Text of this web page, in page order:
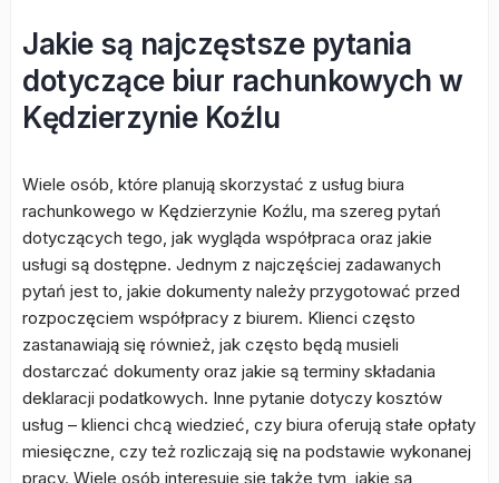
Jakie są najczęstsze pytania
dotyczące biur rachunkowych w
Kędzierzynie Koźlu
Wiele osób, które planują skorzystać z usług biura
rachunkowego w Kędzierzynie Koźlu, ma szereg pytań
dotyczących tego, jak wygląda współpraca oraz jakie
usługi są dostępne. Jednym z najczęściej zadawanych
pytań jest to, jakie dokumenty należy przygotować przed
rozpoczęciem współpracy z biurem. Klienci często
zastanawiają się również, jak często będą musieli
dostarczać dokumenty oraz jakie są terminy składania
deklaracji podatkowych. Inne pytanie dotyczy kosztów
usług – klienci chcą wiedzieć, czy biura oferują stałe opłaty
miesięczne, czy też rozliczają się na podstawie wykonanej
pracy. Wiele osób interesuje się także tym, jakie są